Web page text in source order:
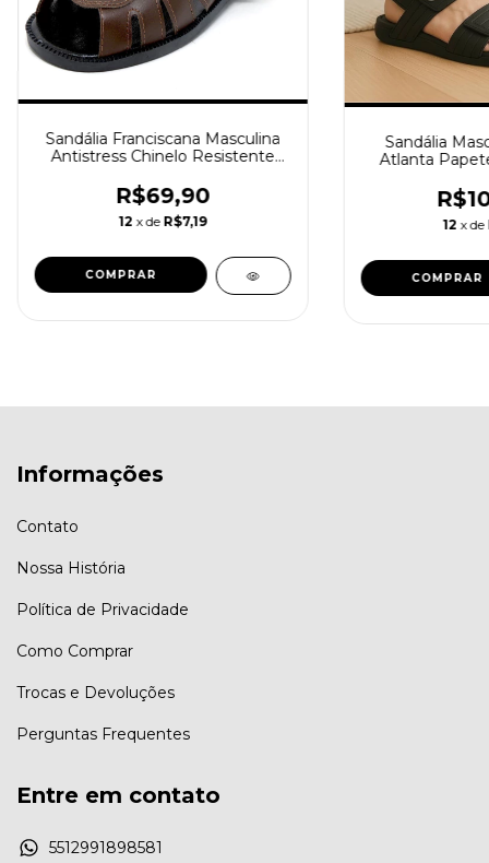
Sandália Franciscana Masculina
Antistress Chinelo Resistente
R$69,90
12 x de R$7,19
COMPRAR
Sandália
Atlanta
12 x de
COMPRAR
Informações
Contato
Nossa História
Política de Privacidade
Como Comprar
Trocas e Devoluções
Perguntas Frequentes
Entre em contato
5512991898581